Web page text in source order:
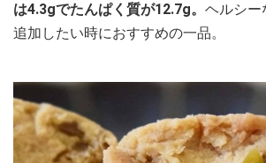
は4.3gでたんぱく質が12.7g。 ヘルシー
追加したい時におすすめの一品。